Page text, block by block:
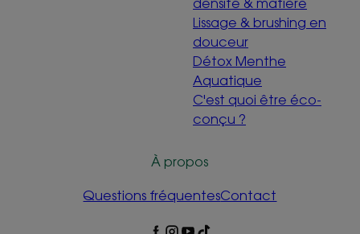
Lissage & brushing en
douceur
Détox Menthe
Aquatique
C'est quoi être éco-
conçu ?
À propos
Questions fréquentesContact